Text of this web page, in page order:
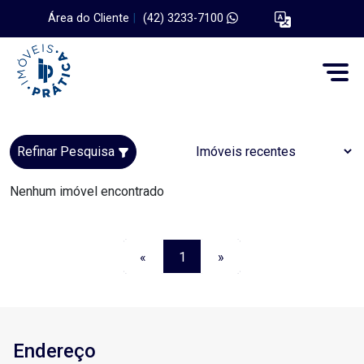
Área do Cliente (42) 3233-7100
Refinar Pesquisa
Nenhum imóvel encontrado
« 1 »
Endereço